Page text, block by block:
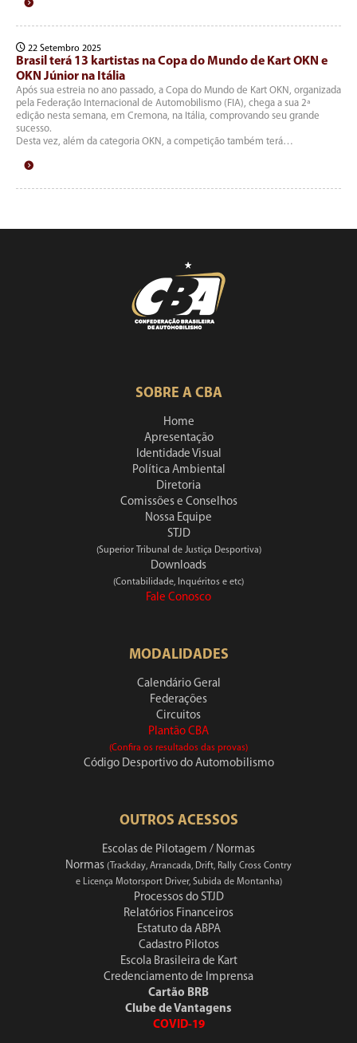
22 Setembro 2025
Brasil terá 13 kartistas na Copa do Mundo de Kart OKN e
OKN Júnior na Itália
Após sua estreia no ano passado, a Copa do Mundo de Kart OKN, organizada
pela Federação Internacional de Automobilismo (FIA), chega a sua 2ª
edição nesta semana, em Cremona, na Itália, comprovando seu grande
sucesso.
Desta vez, além da categoria OKN, a competição também terá…
SOBRE A CBA
Home
Apresentação
Identidade Visual
Política Ambiental
Diretoria
Comissões e Conselhos
Nossa Equipe
STJD
(Superior Tribunal de Justiça Desportiva)
Downloads
(Contabilidade, Inquéritos e etc)
Fale Conosco
MODALIDADES
Calendário Geral
Federações
Circuitos
Plantão CBA
(Confira os resultados das provas)
Código Desportivo do Automobilismo
OUTROS ACESSOS
Escolas de Pilotagem / Normas
Normas (Trackday, Arrancada, Drift, Rally Cross Contry
e Licença Motorsport Driver, Subida de Montanha)
Processos do STJD
Relatórios Financeiros
Estatuto da ABPA
Cadastro Pilotos
Escola Brasileira de Kart
Credenciamento de Imprensa
Cartão BRB
Clube de Vantagens
COVID-19